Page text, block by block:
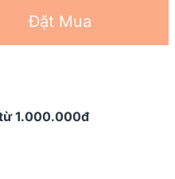
Đặt Mua
1.000.000đ